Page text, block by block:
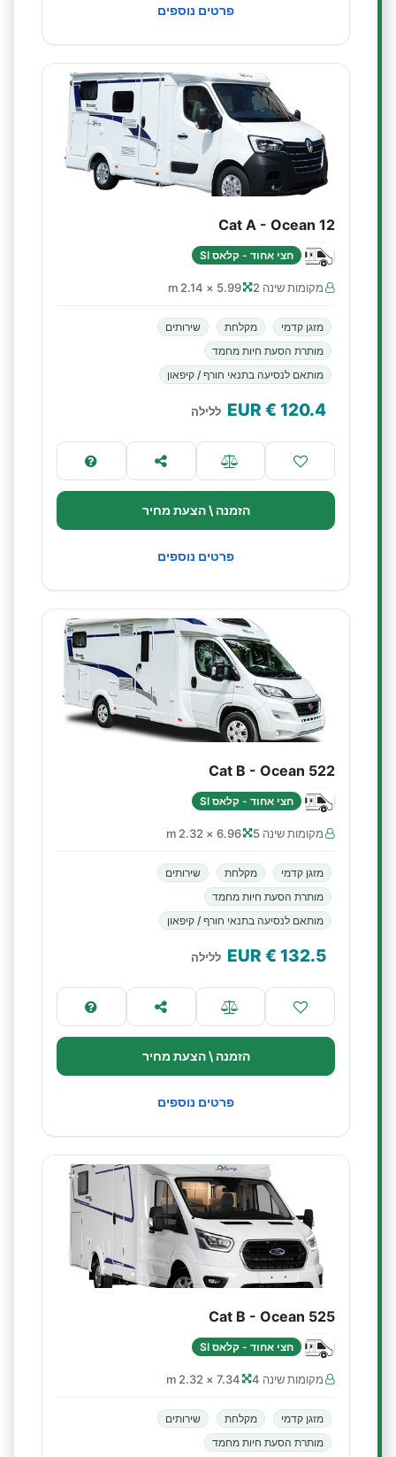
פרטים נוספים
Cat A - Ocean 12
חצי אחוד - קלאס SI
מקומות שינה 2 5.99 × 2.14 m
מזגן קדמי מקלחת
שירותים
מותרת הסעת חיות מחמד
מותאם לנסיעה בתנאי חורף / קיפאון
120.4
€ EUR ללילה
הזמנה \ הצעת מחיר
פרטים נוספים
Cat B - Ocean 522
חצי אחוד - קלאס SI
מקומות שינה 5 6.96 × 2.32 m
מזגן קדמי מקלחת
שירותים
מותרת הסעת חיות מחמד
מותאם לנסיעה בתנאי חורף / קיפאון
132.5
€ EUR ללילה
הזמנה \ הצעת מחיר
פרטים נוספים
Cat B - Ocean 525
חצי אחוד - קלאס SI
מקומות שינה 4 7.34 × 2.32 m
מזגן קדמי מקלחת
שירותים
מותרת הסעת חיות מחמד